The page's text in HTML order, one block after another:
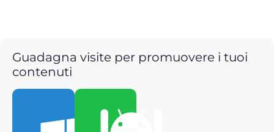
Guadagna visite per promuovere i tuoi
contenuti